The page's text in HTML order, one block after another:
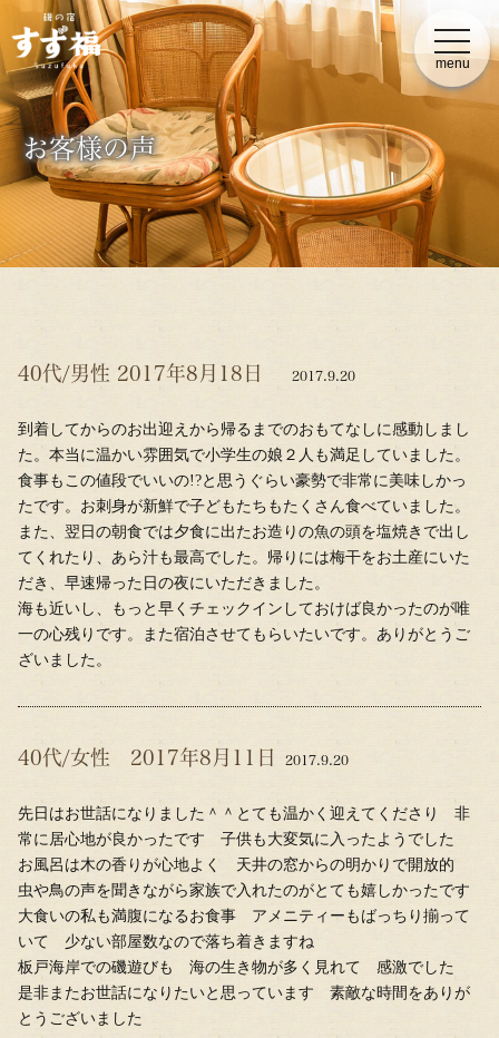
t
o
g
g
l
a
i
o
menu
お客様の声
40代/男性 2017年8月18日 2017.9.20
到着してからのお出迎えから帰るまでのおもてなしに感動しまし
た。本当に温かい雰囲気で小学生の娘２人も満足していました。
食事もこの値段でいいの!?と思うぐらい豪勢で非常に美味しかっ
たです。お刺身が新鮮で子どもたちもたくさん食べていました。
また、翌日の朝食では夕食に出たお造りの魚の頭を塩焼きで出し
てくれたり、あら汁も最高でした。帰りには梅干をお土産にいた
だき、早速帰った日の夜にいただきました。
海も近いし、もっと早くチェックインしておけば良かったのが唯
一の心残りです。また宿泊させてもらいたいです。ありがとうご
ざいました。
40代/女性 2017年8月11日 2017.9.20
先日はお世話になりました＾＾とても温かく迎えてくださり 非
常に居心地が良かったです 子供も大変気に入ったようでした
お風呂は木の香りが心地よく 天井の窓からの明かりで開放的
虫や鳥の声を聞きながら家族で入れたのがとても嬉しかったです
大食いの私も満腹になるお食事 アメニティーもばっちり揃って
いて 少ない部屋数なので落ち着きますね
板戸海岸での磯遊びも 海の生き物が多く見れて 感激でした
是非またお世話になりたいと思っています 素敵な時間をありが
とうございました